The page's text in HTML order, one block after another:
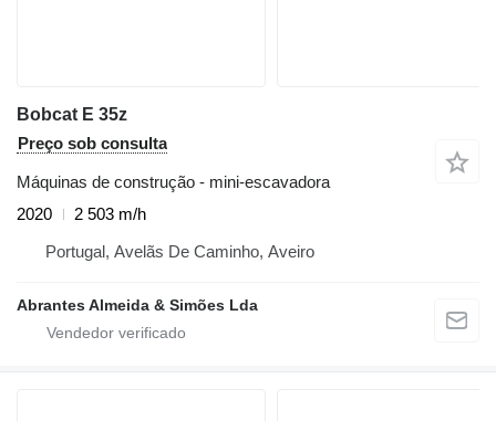
Bobcat E 35z
Preço sob consulta
Máquinas de construção - mini-escavadora
2020
2 503 m/h
Portugal, Avelãs De Caminho, Aveiro
Abrantes Almeida & Simões Lda